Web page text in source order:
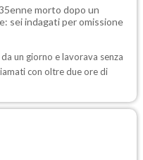
morto dopo un
sei indagati per omissione
un giorno e lavorava senza
con oltre due ore di